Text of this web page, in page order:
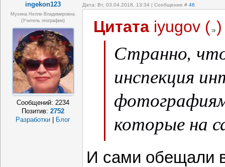
ingekon123 Дата: Вт, 03.04.2018, 13:34 | Сообщение # 46
Мухина Нелли Владимировна
(Учитель географии)
Сообщений: 2234
Позитив: 2752
Разработки
Блог
Цитата iyugov ( )
Странно,
инспекция
которые на
показывают.
И сами обещали